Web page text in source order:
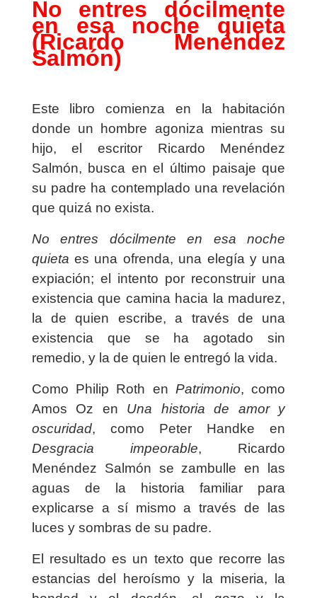
No entres dócilmente
en esa noche quieta
(Ricardo Menéndez
Salmón)
Este libro comienza en la habitación
donde un hombre agoniza mientras su
hijo, el escritor Ricardo Menéndez
Salmón, busca en el último paisaje que
su padre ha contemplado una revelación
que quizá no exista.
No entres dócilmente en esa noche
quieta es una ofrenda, una elegía y una
expiación; el intento por reconstruir una
existencia que camina hacia la madurez,
la de quien escribe, a través de una
existencia que se ha agotado sin
remedio, y la de quien le entregó la vida.
Como Philip Roth en Patrimonio, como
Amos Oz en Una historia de amor y
oscuridad, como Peter Handke en
Desgracia impeorable, Ricardo
Menéndez Salmón se zambulle en las
aguas de la historia familiar para
explicarse a sí mismo a través de las
luces y sombras de su padre.
El resultado es un texto que recorre las
estancias del heroísmo y la miseria, la